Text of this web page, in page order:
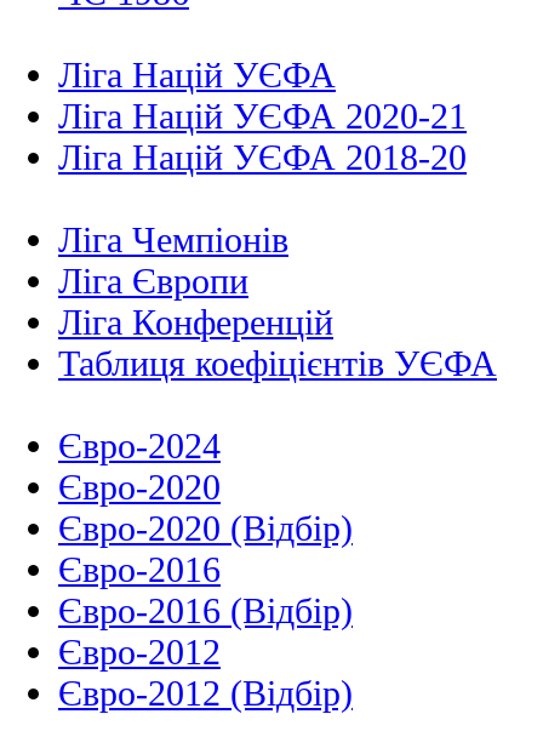
Ліга Націй УЄФА
Ліга Націй УЄФА 2020-21
Ліга Націй УЄФА 2018-20
Ліга Чемпіонів
Ліга Європи
Ліга Конференцій
Таблиця коефіцієнтів УЄФА
Євро-2024
Євро-2020
Євро-2020 (Відбір)
Євро-2016
Євро-2016 (Відбір)
Євро-2012
Євро-2012 (Відбір)